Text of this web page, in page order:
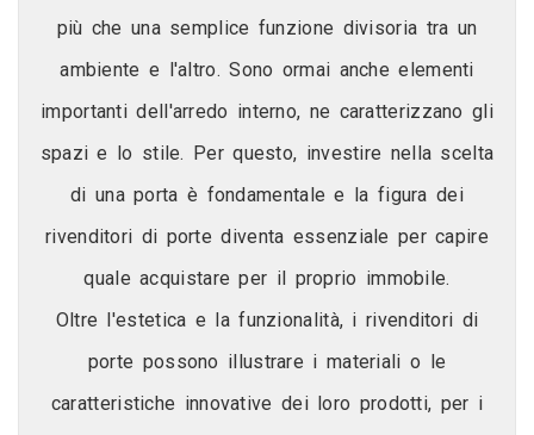
più che una semplice funzione divisoria tra un
ambiente e l'altro. Sono ormai anche elementi
importanti dell'arredo interno, ne caratterizzano gli
spazi e lo stile. Per questo, investire nella scelta
di una porta è fondamentale e la figura dei
rivenditori di porte diventa essenziale per capire
quale acquistare per il proprio immobile.
Oltre l'estetica e la funzionalità, i rivenditori di
porte possono illustrare i materiali o le
caratteristiche innovative dei loro prodotti, per i